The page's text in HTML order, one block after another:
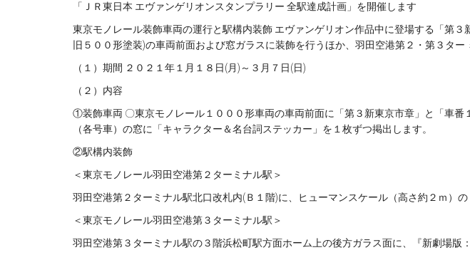
「ＪＲ東日本 エヴァンゲリオンスタンプラリー 全駅達成計画」を開催します
東京モノレール装飾車両の運行と駅構内装飾 エヴァンゲリオン作品中に登場する「第
旧５００形塗装)の車両前面および窓ガラスに装飾を行うほか、羽田空港第２・第３タ
（１）期間 ２０２１年１月１８日(月)～３月７日(日)
（２）内容
①装飾車両 〇東京モノレール１０００形車両の車両前面に「第３新東京市章」と「車
（各号車）の窓に「キャラクター＆名台詞ステッカー」を１枚ずつ掲出します。
②駅構内装飾
＜東京モノレール羽田空港第２ターミナル駅＞
羽田空港第２ターミナル駅北口改札内(Ｂ１階)に、ヒューマンスケール（高さ約２ｍ）
＜東京モノレール羽田空港第３ターミナル駅＞
羽田空港第３ターミナル駅の３階浜松町駅方面ホーム上の後方ガラス面に、『新劇場版